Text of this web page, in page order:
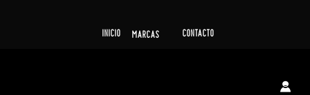
INICIO MARCAS CONTACTO